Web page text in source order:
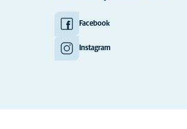
Facebook
Instagram